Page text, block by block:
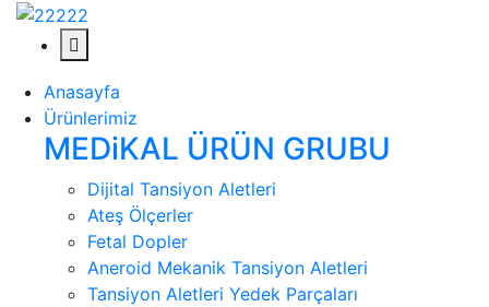
Anasayfa
Ürünlerimiz
MEDiKAL ÜRÜN GRUBU
Dijital Tansiyon Aletleri
Ateş Ölçerler
Fetal Dopler
Aneroid Mekanik Tansiyon Aletleri
Tansiyon Aletleri Yedek Parçaları